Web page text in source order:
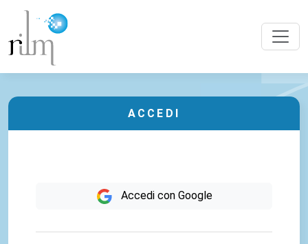
ACCEDI
Accedi con Google